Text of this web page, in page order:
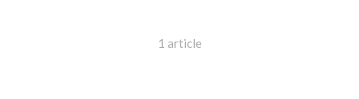
1 article